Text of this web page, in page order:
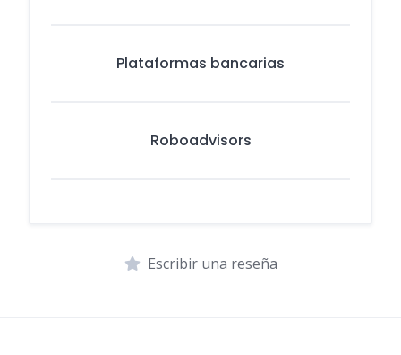
Plataformas bancarias
Roboadvisors
Escribir una reseña